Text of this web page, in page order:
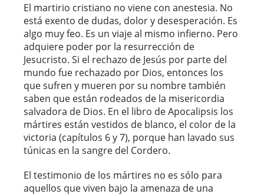
El martirio cristiano no viene con anestesia. No
está exento de dudas, dolor y desesperación. Es
algo muy feo. Es un viaje al mismo infierno. Pero
adquiere poder por la resurrección de
Jesucristo. Si el rechazo de Jesús por parte del
mundo fue rechazado por Dios, entonces los
que sufren y mueren por su nombre también
saben que están rodeados de la misericordia
salvadora de Dios. En el libro de Apocalipsis los
mártires están vestidos de blanco, el color de la
victoria (capítulos 6 y 7), porque han lavado sus
túnicas en la sangre del Cordero.
El testimonio de los mártires no es sólo para
aquellos que viven bajo la amenaza de una